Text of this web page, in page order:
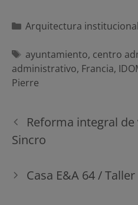
Categorías
Arquitectura institucional
Etiquetas
ayuntamiento, centro
administrativo, Francia,
Pierre
Navegación
de
entradas
Reforma integral
Sincro
Casa E&A 64 /